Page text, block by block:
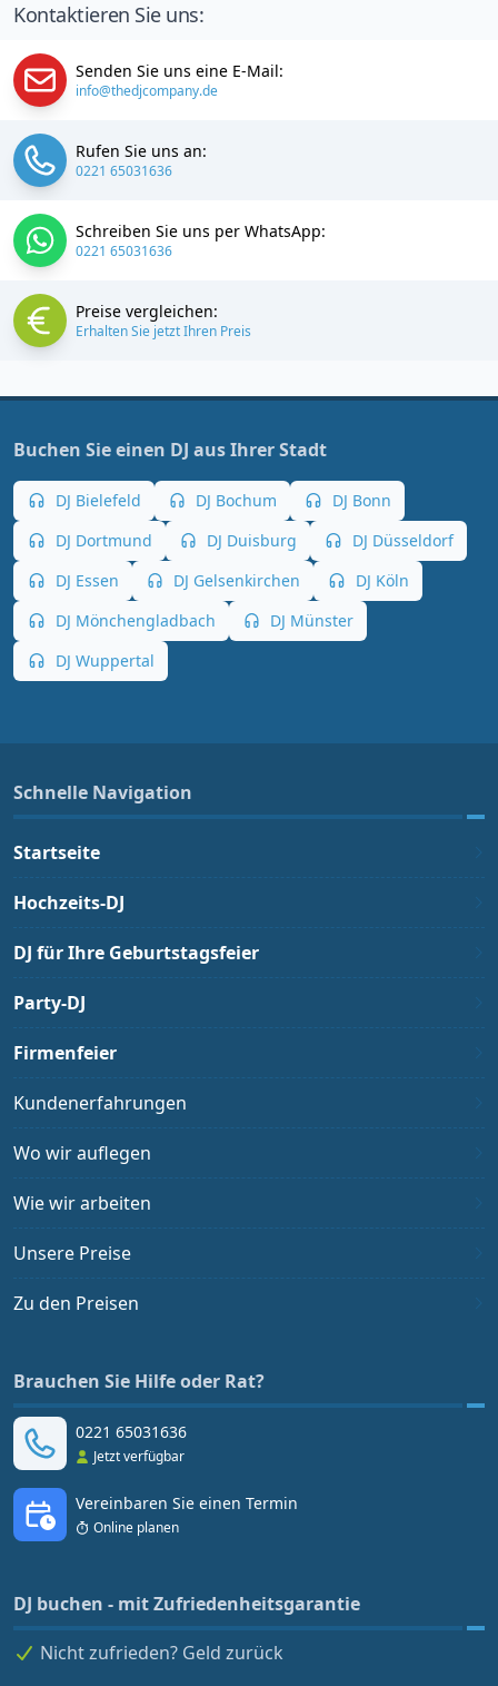
Kontaktieren Sie uns:
Senden Sie uns eine E-Mail:
info@thedjcompany.de
Rufen Sie uns an:
0221 65031636
Schreiben Sie uns per WhatsApp:
0221 65031636
Preise vergleichen:
Erhalten Sie jetzt Ihren Preis
Buchen Sie einen DJ aus Ihrer Stadt
DJ Bielefeld DJ Bochum
DJ Bonn
DJ Dortmund
DJ Duisburg
DJ Düsseldorf
DJ Essen
DJ Gelsenkirchen
DJ Köln
DJ Mönchengladbach
DJ Münster
DJ Wuppertal
Schnelle Navigation
Startseite
Hochzeits-DJ
DJ für Ihre Geburtstagsfeier
Party-DJ
Firmenfeier
Kundenerfahrungen
Wo wir auflegen
Wie wir arbeiten
Unsere Preise
Zu den Preisen
Brauchen Sie Hilfe oder Rat?
0221 65031636
Jetzt verfügbar
Vereinbaren Sie einen Termin
Online planen
DJ buchen - mit Zufriedenheitsgarantie
Nicht zufrieden? Geld zurück